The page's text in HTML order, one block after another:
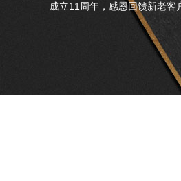
成立11周年，感恩回馈新老